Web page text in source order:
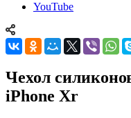
YouTube
Чехол
iPhone Xr